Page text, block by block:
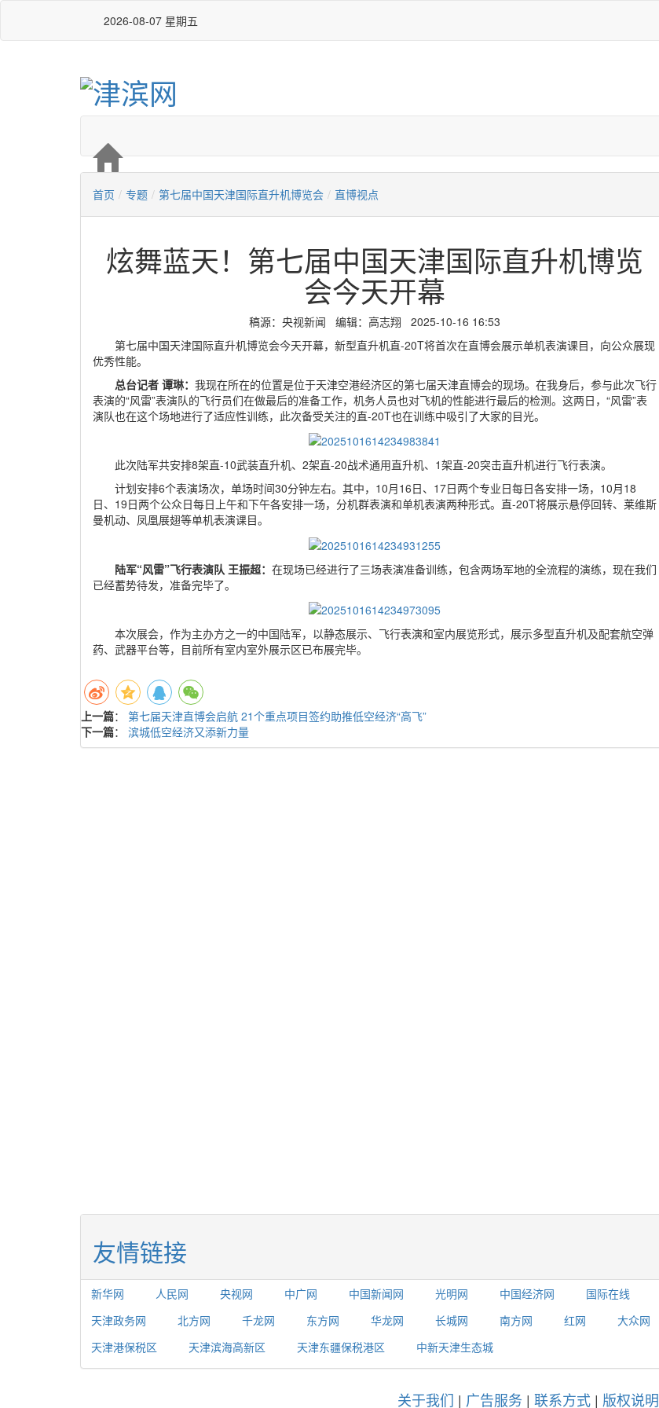
2026-08-07 星期五
首页 / 专题 / 第七届中国天津国际直升机博览会 / 直博视点
炫舞蓝天！第七届中国天津国际直升机博览
会今天开幕
稿源：央视新闻 编辑：高志翔 2025-10-16 16:53
第七届中国天津国际直升机博览会今天开幕，新型直升机直-20T将首次在直博会展示单机表演课目，向公众展现
优秀性能。
总台记者 谭琳： 我现在所在的位置是位于天津空港经济区的第七届天津直博会的现场。在我身后，参与此次飞行
表演的“风雷”表演队的飞行员们在做最后的准备工作，机务人员也对飞机的性能进行最后的检测。这两日，“风雷”表
演队也在这个场地进行了适应性训练，此次备受关注的直-20T也在训练中吸引了大家的目光。
此次陆军共安排8架直-10武装直升机、2架直-20战术通用直升机、1架直-20突击直升机进行飞行表演。
计划安排6个表演场次，单场时间30分钟左右。其中，10月16日、17日两个专业日每日各安排一场，10月18
日、19日两个公众日每日上午和下午各安排一场，分机群表演和单机表演两种形式。直-20T将展示悬停回转、莱维斯
曼机动、凤凰展翅等单机表演课目。
陆军“风雷”飞行表演队 王振超： 在现场已经进行了三场表演准备训练，包含两场军地的全流程的演练，现在我们
已经蓄势待发，准备完毕了。
本次展会，作为主办方之一的中国陆军，以静态展示、飞行表演和室内展览形式，展示多型直升机及配套航空弹
药、武器平台等，目前所有室内室外展示区已布展完毕。
上一篇： 第七届天津直博会启航 21个重点项目签约助推低空经济“高飞”
下一篇： 滨城低空经济又添新力量
友情链接
新华网 人民网 央视网 中广网 中国新闻网 光明网 中国经济网 国际在线
天津政务网
北方网 千龙网 东方网 华龙网 长城网 南方网 红网 大众网
天津港保税区
天津滨海高新区 天津东疆保税港区 中新天津生态城
关于我们 | 广告服务 | 联系方式| 版权说明